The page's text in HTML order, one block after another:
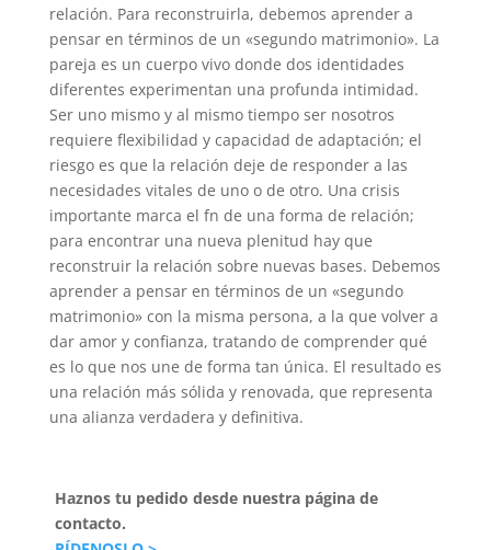
relación. Para reconstruirla, debemos aprender a
pensar en términos de un «segundo matrimonio». La
pareja es un cuerpo vivo donde dos identidades
diferentes experimentan una profunda intimidad.
Ser uno mismo y al mismo tiempo ser nosotros
requiere flexibilidad y capacidad de adaptación; el
riesgo es que la relación deje de responder a las
necesidades vitales de uno o de otro. Una crisis
importante marca el fn de una forma de relación;
para encontrar una nueva plenitud hay que
reconstruir la relación sobre nuevas bases. Debemos
aprender a pensar en términos de un «segundo
matrimonio» con la misma persona, a la que volver a
dar amor y confianza, tratando de comprender qué
es lo que nos une de forma tan única. El resultado es
una relación más sólida y renovada, que representa
una alianza verdadera y definitiva.
Haznos tu pedido desde nuestra página de
contacto.